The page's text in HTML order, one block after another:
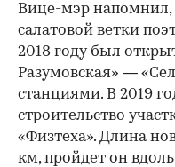
Вице-мэр напомнил,
салатовой ветки
2018 году был
Разумовская» —
станциями. В 2019
строительство
«Физтеха». Длина
км, пройдет он